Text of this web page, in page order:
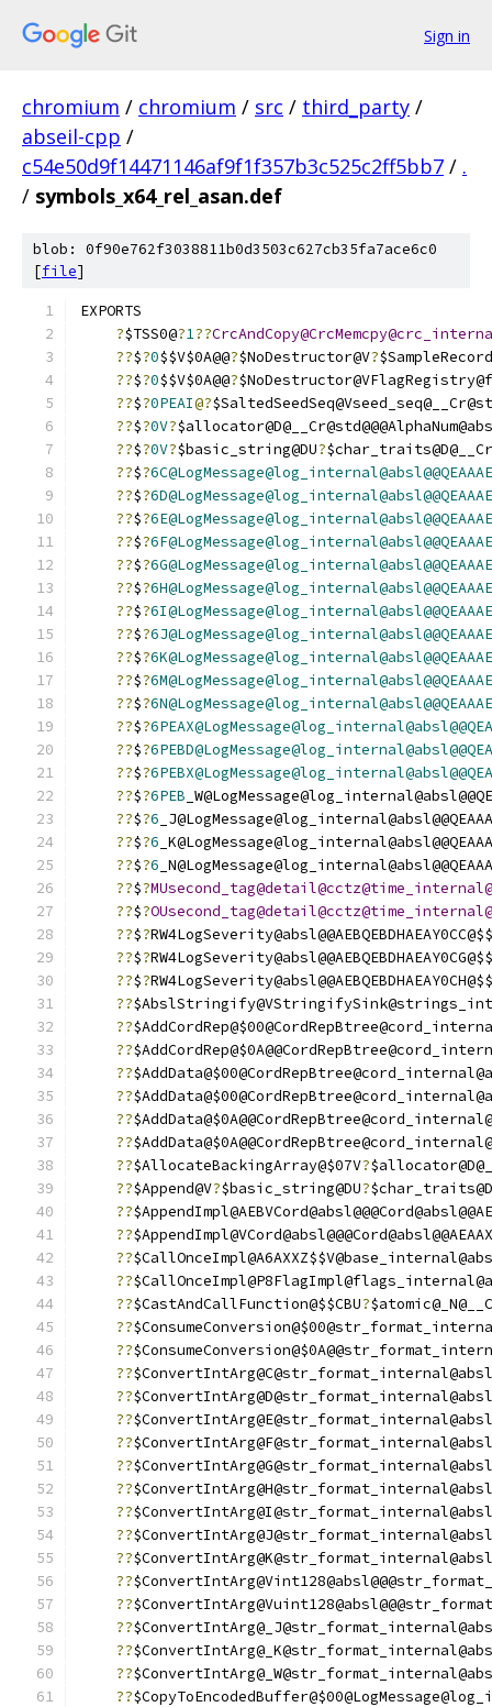
Sign in
chromium / chromium / src / third_party /
abseil-cpp /
c54e50d9f14471146af9f1f357b3c525c2ff5bb7 / .
/ symbols_x64_rel_asan.def
blob: 0f90e762f3038811b0d3503c627cb35fa7ace6c0
[file]
EXPORTS
?$TSS0@?1??
??$?0$$V$0A@@?$NoDestructor@V?
??$?0$$V$0A@@?
??$?0PEAI@?
??$?0V?
??$?0V?$basic_string@DU?
??$?
??$?
??$?
??$?
??$?
??$?
??$?
??$?
??$?
??$?
??$?
??$?
??$?
??$?
??$?6PEB
??$?6
??$?6
??$?6
??$?
??$?
??$?
??$?
??$?
??
??
??
??
??
??
??
??$AllocateBackingArray@$07V?
??$Append@V?$basic_string@DU?
??
??
??
??
??$CastAndCallFunction@$$CBU?
??
??
??
??
??
??
??
??
??
??
??
??
??
??
??
??
??